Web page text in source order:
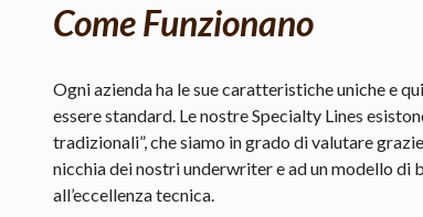
Come Funzionano
Ogni azienda ha le sue caratteristiche uniche e
essere standard. Le nostre Specialty Lines
tradizionali”, che siamo in grado di valutare
nicchia dei nostri underwriter e ad un modello
all’eccellenza tecnica.